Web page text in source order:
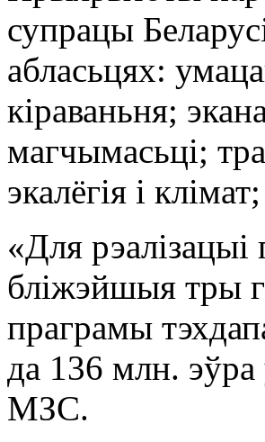
супрацы
абласьцях:
кіраваньня;
магчымасьці;
экалёгія і
«Для
бліжэйшыя тры
праграмы
да 136 млн. эўра
МЗС.